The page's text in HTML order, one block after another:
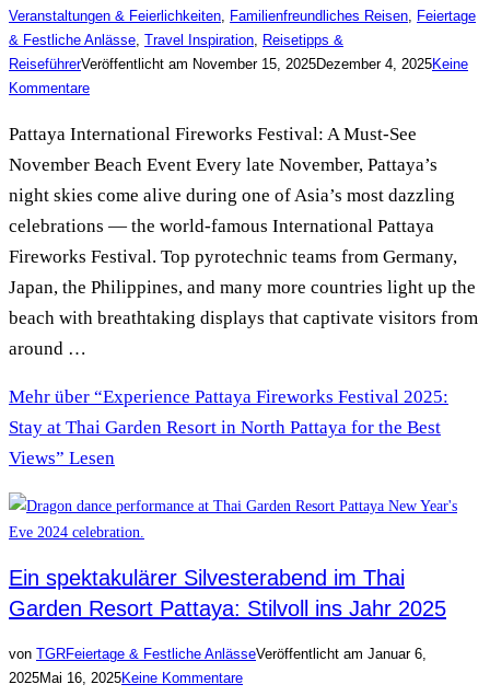
Veranstaltungen & Feierlichkeiten, Familienfreundliches Reisen, Feiertage
& Festliche Anlässe, Travel Inspiration, Reisetipps &
ReiseführerVeröffentlicht am November 15, 2025Dezember 4, 2025Keine
Kommentare
Pattaya International Fireworks Festival: A Must-See
November Beach Event Every late November, Pattaya’s
night skies come alive during one of Asia’s most dazzling
celebrations — the world-famous International Pattaya
Fireworks Festival. Top pyrotechnic teams from Germany,
Japan, the Philippines, and many more countries light up the
beach with breathtaking displays that captivate visitors from
around …
Mehr über “Experience Pattaya Fireworks Festival 2025:
Stay at Thai Garden Resort in North Pattaya for the Best
Views” Lesen
Ein spektakulärer Silvesterabend im Thai
Garden Resort Pattaya: Stilvoll ins Jahr 2025
von TGRFeiertage & Festliche AnlässeVeröffentlicht am Januar 6,
2025Mai 16, 2025Keine Kommentare